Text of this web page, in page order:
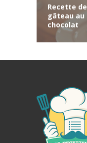
Recette de
gâteau au
chocolat